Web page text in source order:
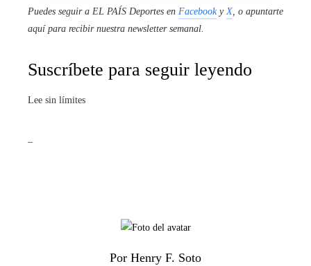
Puedes seguir a EL PAÍS Deportes en FacebookyX, o apuntarte
aquí para recibir nuestra newsletter semanal.
Suscríbete para seguir leyendo
Lee sin límites
Por Henry F. Soto